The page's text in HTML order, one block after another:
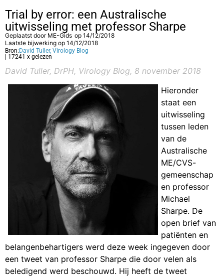
Trial by error: een Australische
uitwisseling met professor Sharpe
Geplaatst door ME-Gids op 14/12/2018
Laatste bijwerking op 14/12/2018
Bron: David Tuller, Virology Blog
| 17241 x gelezen
David Tuller, DrPH, Virology Blog, 8 november 2018
Hieronder
staat een
uitwisseling
tussen leden
van de
Australische
ME/CVS-
gemeenschap
en professor
Michael
Sharpe. De
open brief van
patiënten en
belangenbehartigers werd deze week ingegeven door
een tweet van professor Sharpe die door velen als
beledigend werd beschouwd. Hij heeft de tweet